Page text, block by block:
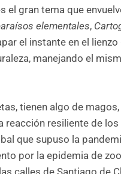
el gran tema que
elementales,
el instante en el
manejando el
tienen algo de
reacción resiliente de
que supuso la
por la epidemia de
calles de Santiago de